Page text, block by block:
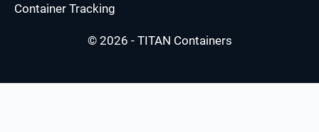
Container Tracking
© 2026 - TITAN Containers